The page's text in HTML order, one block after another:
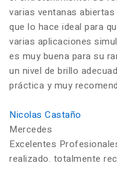
varias ventanas
que lo hace ideal para
varias aplicaciones
es muy buena para su
un nivel de brillo
práctica y muy
Nicolas Castaño
Mercedes
Excelentes
realizado. totalmente